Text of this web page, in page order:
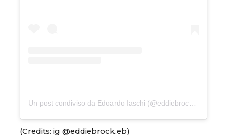
Un post condiviso da Edoardo Iaschi (@eddiebrock.eb)
(Credits: ig @eddiebrock.eb)